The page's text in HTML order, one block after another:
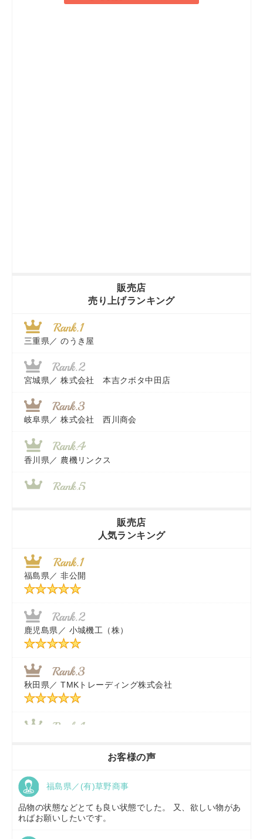
販売店
売り上げランキング
三重県／ のうき屋
宮城県／ 株式会社 本吉クボタ中田店
岐阜県／ 株式会社 西川商会
香川県／ 農機リンクス
近江商事合同会社：「茨城中古農建機販売」
千葉県／ 株式会社テクノ・タカ
福岡県／株式会社カドワキ機械（旧ナカガワ農機商会）
東京都／
秋田県／ TMKトレーディング株式会社
販売店
人気ランキング
福島県／ 非公開
鹿児島県／ 小城機工（株）
秋田県／ TMKトレーディング株式会社
京都府／
お客様の声
福島県／(有)草野商事
品物の状態などとても良い状態でした。 又、欲しい物があ
ればお願いしたいです。